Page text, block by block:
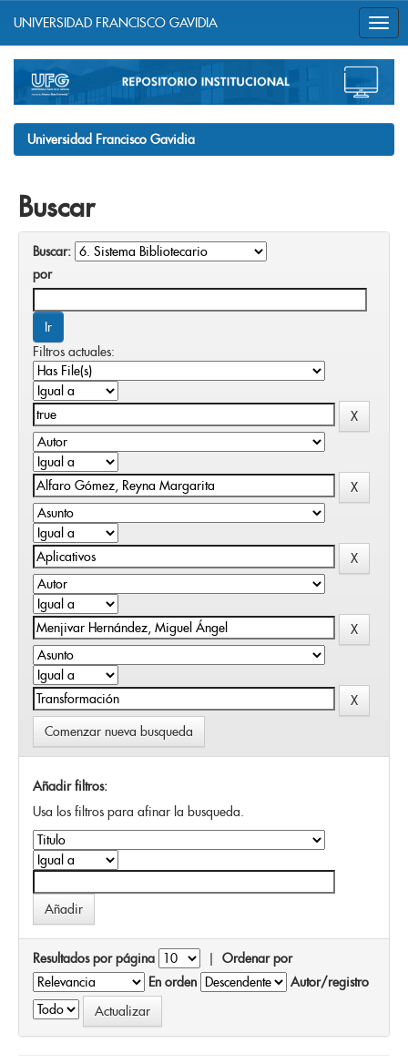
navigation
UNIVERSIDAD FRANCISCO GAVIDIA
Universidad Francisco Gavidia
Buscar
Buscar:
por
Filtros actuales:
Comenzar nueva busqueda
Añadir filtros:
Usa los filtros para afinar la busqueda.
Resultados por página | Ordenar por
En orden
Autor/registro